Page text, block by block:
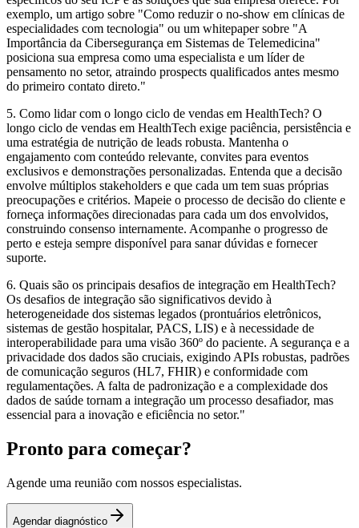
exemplo, um artigo sobre "Como reduzir o no-show em clínicas de
especialidades com tecnologia" ou um whitepaper sobre "A
Importância da Cibersegurança em Sistemas de Telemedicina"
posiciona sua empresa como uma especialista e um líder de
pensamento no setor, atraindo prospects qualificados antes mesmo
do primeiro contato direto."
5. Como lidar com o longo ciclo de vendas em HealthTech? O
longo ciclo de vendas em HealthTech exige paciência, persistência e
uma estratégia de nutrição de leads robusta. Mantenha o
engajamento com conteúdo relevante, convites para eventos
exclusivos e demonstrações personalizadas. Entenda que a decisão
envolve múltiplos stakeholders e que cada um tem suas próprias
preocupações e critérios. Mapeie o processo de decisão do cliente e
forneça informações direcionadas para cada um dos envolvidos,
construindo consenso internamente. Acompanhe o progresso de
perto e esteja sempre disponível para sanar dúvidas e fornecer
suporte.
6. Quais são os principais desafios de integração em HealthTech?
Os desafios de integração são significativos devido à
heterogeneidade dos sistemas legados (prontuários eletrônicos,
sistemas de gestão hospitalar, PACS, LIS) e à necessidade de
interoperabilidade para uma visão 360º do paciente. A segurança e a
privacidade dos dados são cruciais, exigindo APIs robustas, padrões
de comunicação seguros (HL7, FHIR) e conformidade com
regulamentações. A falta de padronização e a complexidade dos
dados de saúde tornam a integração um processo desafiador, mas
essencial para a inovação e eficiência no setor."
Pronto para começar?
Agende uma reunião com nossos especialistas.
Agendar diagnóstico